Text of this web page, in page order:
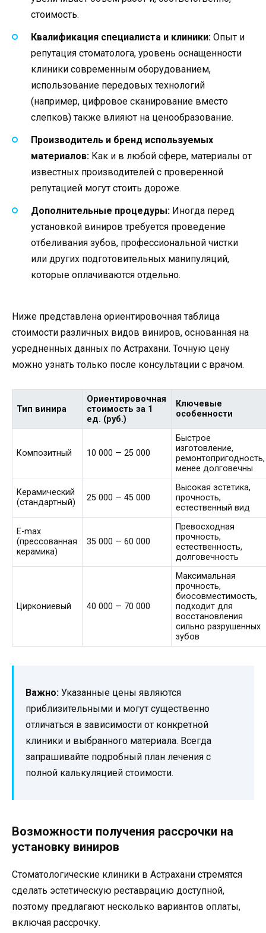
стоимость.
Квалификация специалиста и клиники: Опыт и
репутация стоматолога, уровень оснащенности
клиники современным оборудованием,
использование передовых технологий
(например, цифровое сканирование вместо
слепков) также влияют на ценообразование.
Производитель и бренд используемых
материалов: Как и в любой сфере, материалы от
известных производителей с проверенной
репутацией могут стоить дороже.
Дополнительные процедуры: Иногда перед
установкой виниров требуется проведение
отбеливания зубов, профессиональной чистки
или других подготовительных манипуляций,
которые оплачиваются отдельно.
Ниже представлена ориентировочная таблица
стоимости различных видов виниров, основанная на
усредненных данных по Астрахани. Точную цену
можно узнать только после консультации с врачом.
Тип винира
Ориентировочная
стоимость за 1
ед. (руб.)
Ключевые
особенности
Композитный 10 000 — 25 000
Быстрое
изготовление,
ремонтопригодность,
менее долговечны
Керамический
(стандартный)
25 000 — 45 000
Высокая эстетика,
прочность,
естественный вид
E-max
(прессованная
керамика)
35 000 — 60 000
Превосходная
прочность,
естественность,
долговечность
Циркониевый 40 000 — 70 000
Максимальная
прочность,
биосовместимость,
подходит для
восстановления
сильно разрушенных
зубов
Важно: Указанные цены являются
приблизительными и могут существенно
отличаться в зависимости от конкретной
клиники и выбранного материала. Всегда
запрашивайте подробный план лечения с
полной калькуляцией стоимости.
Возможности получения рассрочки на
установку виниров
Стоматологические клиники в Астрахани стремятся
сделать эстетическую реставрацию доступной,
поэтому предлагают несколько вариантов оплаты,
включая рассрочку.